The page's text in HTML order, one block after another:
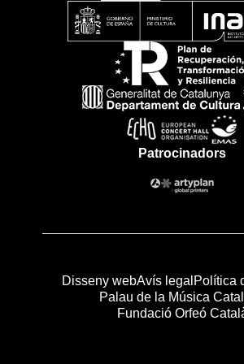
Patrocinadors
Disseny webAvís legal Política
Palau de la Música
Fundació Orfeó